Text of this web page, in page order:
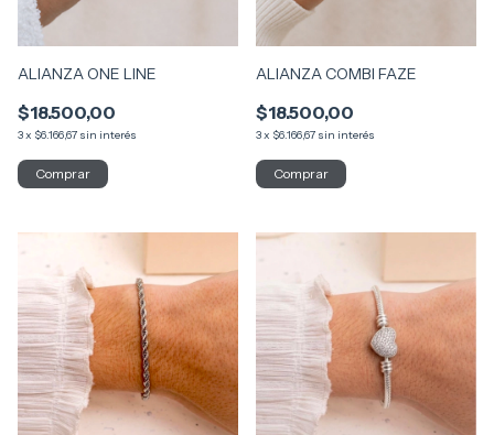
ALIANZA ONE LINE
$18.500,00
3x $6.166,67 sin interés
Comprar
ALIANZA COMBI FAZE
$18.500,00
3x $6.166,67 sin interés
Comprar